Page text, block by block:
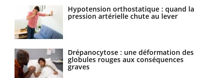
Hypotension orthostatique : quand la
pression artérielle chute au lever
Drépanocytose : une déformation des
globules rouges aux conséquences
graves